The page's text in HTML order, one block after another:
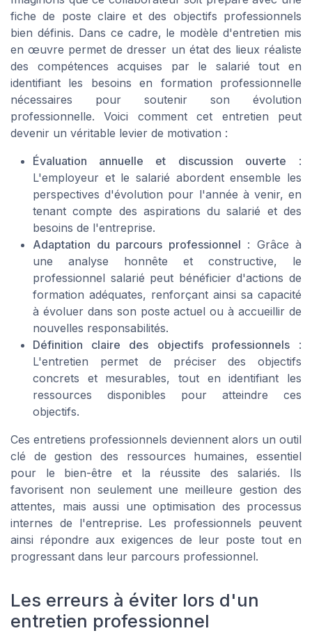
fiche de poste claire et des objectifs professionnels
bien définis. Dans ce cadre, le modèle d'entretien mis
en œuvre permet de dresser un état des lieux réaliste
des compétences acquises par le salarié tout en
identifiant les besoins en formation professionnelle
nécessaires pour soutenir son évolution
professionnelle. Voici comment cet entretien peut
devenir un véritable levier de motivation :
Évaluation annuelle et discussion ouverte :
L'employeur et le salarié abordent ensemble les
perspectives d'évolution pour l'année à venir, en
tenant compte des aspirations du salarié et des
besoins de l'entreprise.
Adaptation du parcours professionnel : Grâce à
une analyse honnête et constructive, le
professionnel salarié peut bénéficier d'actions de
formation adéquates, renforçant ainsi sa capacité
à évoluer dans son poste actuel ou à accueillir de
nouvelles responsabilités.
Définition claire des objectifs professionnels:
L'entretien permet de préciser des objectifs
concrets et mesurables, tout en identifiant les
ressources disponibles pour atteindre ces
objectifs.
Ces entretiens professionnels deviennent alors un outil
clé de gestion des ressources humaines, essentiel
pour le bien-être et la réussite des salariés. Ils
favorisent non seulement une meilleure gestion des
attentes, mais aussi une optimisation des processus
internes de l'entreprise. Les professionnels peuvent
ainsi répondre aux exigences de leur poste tout en
progressant dans leur parcours professionnel.
Les erreurs à éviter lors d'un
entretien professionnel